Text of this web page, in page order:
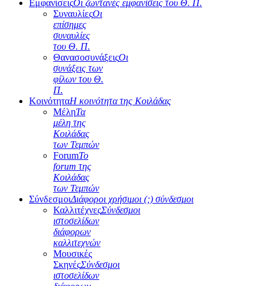
ΕμφανίσειςΟι ζωντανές εμφανίσεις του Θ. Π.
ΣυναυλίεςΟι
επίσημες
συναυλίες
του Θ. Π.
ΘανασοσυνάξειςΟι
συνάξεις των
φίλων του Θ.
Π.
ΚοινότηταΗ κοινότητα της Κοιλάδας
ΜέληΤα
μέλη της
Κοιλάδας
των Τεμπών
ForumΤο
forum της
Κοιλάδας
των Τεμπών
ΣύνδεσμοιΔιάφοροι χρήσιμοι (;) σύνδεσμοι
ΚαλλιτέχνεςΣύνδεσμοι
ιστοσελίδων
διάφορων
καλλιτεχνών
Μουσικές
ΣκηνέςΣύνδεσμοι
ιστοσελίδων